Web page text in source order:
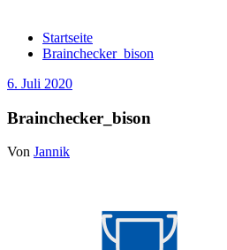
Startseite
Brainchecker_bison
6. Juli 2020
Brainchecker_bison
Von Jannik